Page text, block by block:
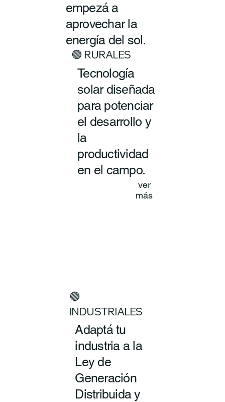
empezá a
aprovechar la
energía del sol.
🟢 RURALES
Tecnología
solar diseñada
para potenciar
el desarrollo y
la
productividad
en el campo.
ver
más
🟢
INDUSTRIALES
Adaptá tu
industria a la
Ley de
Generación
Distribuida y